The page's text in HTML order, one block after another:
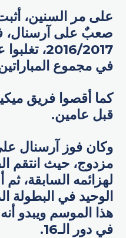
على مر السنين،
صعبٌ على
في مجموع المباراتين
كما أقصوا فريق
قبل عامين.
وكان فوز آرسنال على
مزدوج، حيث انتقم
لهزائمه السابقة،
هذا الموسم ويبدو
في دور الـ16.